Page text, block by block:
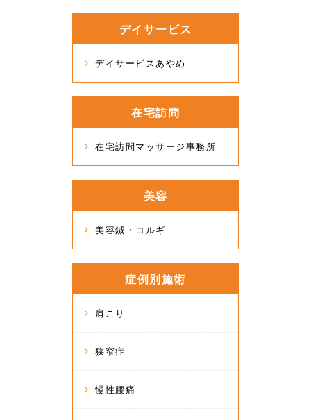
デイサービス
デイサービスあやめ
在宅訪問
在宅訪問マッサージ事務所
美容
美容鍼・コルギ
症例別施術
肩こり
狭窄症
慢性腰痛